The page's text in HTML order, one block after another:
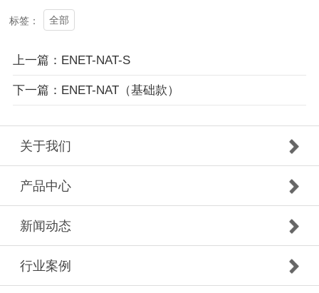
标签： 全部
上一篇：ENET-NAT-S
下一篇：ENET-NAT（基础款）
关于我们
产品中心
新闻动态
行业案例